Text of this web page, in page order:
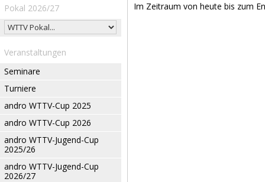
Pokal 2026/27
Veranstaltungen
Seminare
Turniere
andro WTTV-Cup 2025
andro WTTV-Cup 2026
andro WTTV-Jugend-Cup
2025/26
andro WTTV-Jugend-Cup
2026/27
Im Zeitraum von heute bis zum